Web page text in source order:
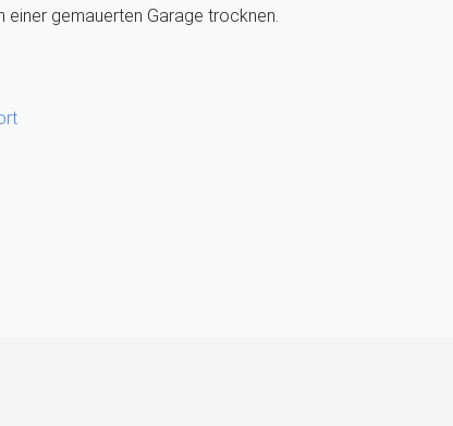
einer gemauerten Garage trocknen.